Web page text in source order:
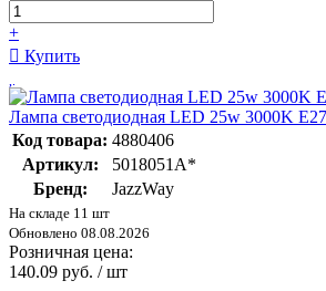
+
Купить
Лампа светодиодная LED 25w 3000K
Код товара: 4880406
Артикул:
5018051A*
Бренд:
JazzWay
На складе 11 шт
Обновлено 08.08.2026
Розничная цена:
140.09 руб. / шт